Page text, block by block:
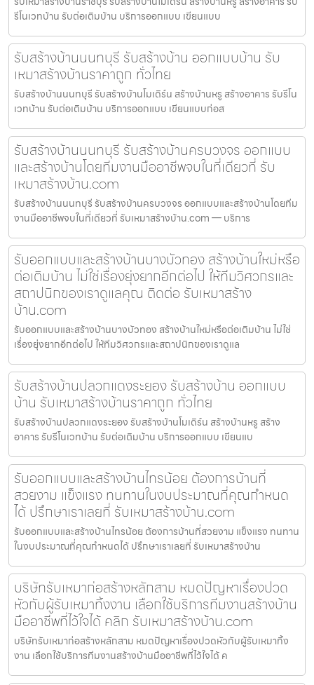
รีโนเวทบ้าน รับต่อเติมบ้าน บริการออกแบบ เขียนแบบ
รับสร้างบ้านนนทบุรี รับสร้างบ้าน ออกแบบบ้าน รับ
เหมาสร้างบ้านราคาถูก ทั่วไทย
รับสร้างบ้านนนทบุรี รับสร้างบ้านโมเดิร์น สร้างบ้านหรู สร้างอาคาร รับรีโน
เวทบ้าน รับต่อเติมบ้าน บริการออกแบบ เขียนแบบก่อส
รับสร้างบ้านนนทบุรี รับสร้างบ้านครบวงจร ออกแบบ
และสร้างบ้านโดยทีมงานมืออาชีพจบในที่เดียวที่ รับ
เหมาสร้างบ้าน.com
รับสร้างบ้านนนทบุรี รับสร้างบ้านครบวงจร ออกแบบและสร้างบ้านโดยทีม
งานมืออาชีพจบในที่เดียวที่ รับเหมาสร้างบ้าน.com — บริการ
รับออกแบบและสร้างบ้านบางบัวทอง สร้างบ้านใหม่หรือ
ต่อเติมบ้าน ไม่ใช่เรื่องยุ่งยากอีกต่อไป ให้ทีมวิศวกรและ
สถาปนิกของเราดูแลคุณ ติดต่อ รับเหมาสร้าง
บ้าน.com
รับออกแบบและสร้างบ้านบางบัวทอง สร้างบ้านใหม่หรือต่อเติมบ้าน ไม่ใช่
เรื่องยุ่งยากอีกต่อไป ให้ทีมวิศวกรและสถาปนิกของเราดูแล
รับสร้างบ้านปลวกแดงระยอง รับสร้างบ้าน ออกแบบ
บ้าน รับเหมาสร้างบ้านราคาถูก ทั่วไทย
รับสร้างบ้านปลวกแดงระยอง รับสร้างบ้านโมเดิร์น สร้างบ้านหรู สร้าง
อาคาร รับรีโนเวทบ้าน รับต่อเติมบ้าน บริการออกแบบ เขียนแบ
รับออกแบบและสร้างบ้านไทรน้อย ต้องการบ้านที่
สวยงาม แข็งแรง ทนทานในงบประมาณที่คุณกำหนด
ได้ ปรึกษาเราเลยที่ รับเหมาสร้างบ้าน.com
รับออกแบบและสร้างบ้านไทรน้อย ต้องการบ้านที่สวยงาม แข็งแรง ทนทาน
ในงบประมาณที่คุณกำหนดได้ ปรึกษาเราเลยที่ รับเหมาสร้างบ้าน
บริษัทรับเหมาก่อสร้างหลักสาม หมดปัญหาเรื่องปวด
หัวกับผู้รับเหมาทิ้งงาน เลือกใช้บริการทีมงานสร้างบ้าน
มืออาชีพที่ไว้ใจได้ คลิก รับเหมาสร้างบ้าน.com
บริษัทรับเหมาก่อสร้างหลักสาม หมดปัญหาเรื่องปวดหัวกับผู้รับเหมาทิ้ง
งาน เลือกใช้บริการทีมงานสร้างบ้านมืออาชีพที่ไว้ใจได้ ค